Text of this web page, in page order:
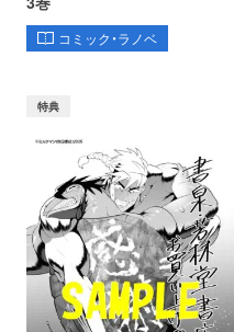
コミック・ラノベ
特典